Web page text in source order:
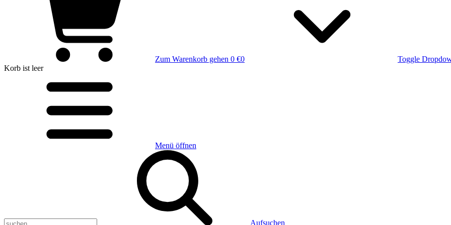
Zum Warenkorb gehen 0 €0
Toggle
Korb ist leer
Menü öffnen
Aufsuchen